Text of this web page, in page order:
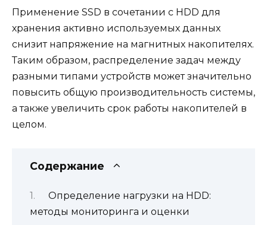
Применение SSD в сочетании с HDD для
хранения активно используемых данных
снизит напряжение на магнитных накопителях.
Таким образом, распределение задач между
разными типами устройств может значительно
повысить общую производительность системы,
а также увеличить срок работы накопителей в
целом.
Содержание
Определение нагрузки на HDD:
методы мониторинга и оценки